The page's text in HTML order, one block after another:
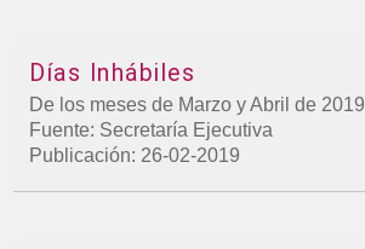
Días Inhábiles
De los meses de Marzo y Abril de 2019
Fuente: Secretaría Ejecutiva
Publicación: 26-02-2019